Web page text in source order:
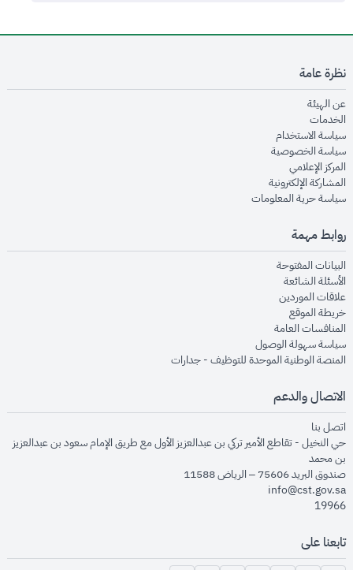
نظرة عامة
عن الهيئةopens in new window
الخدماتopens in new window
سياسة الاستخدام
سياسة الخصوصيةopens in new window
المركز الإعلاميopens in new window
المشاركة الإلكترونيةopens in new window
سياسة حرية المعلوماتopens in new window
روابط مهمة
البيانات المفتوحةopens in new window
الأسئلة الشائعةopens in new window
علاقات الموردينopens in new window
خريطة الموقعopens in new window
المنافسات العامةopens in new window
سياسة سهولة الوصولopens in new window
المنصة الوطنية الموحدة للتوظيف - جداراتopens in new window
الاتصال والدعم
اتصل بنا
حي النخيل - تقاطع الأمير تركي بن عبدالعزيز الأول مع طريق الإمام سعود بن عبدالعزيز
بن محمد
صندوق البريد 75606 – الرياض 11588
info@cst.gov.sa
19966
تابعنا على